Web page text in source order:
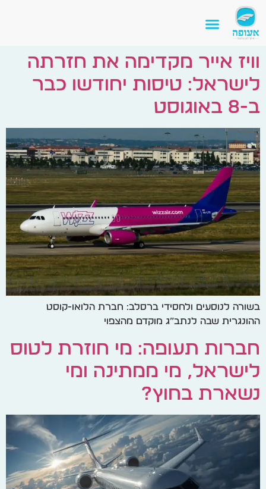
וויז אייר מקדימה את חזרתה
לישראל: טיסות יחודשו כבר
ב-8 באוגוסט
בשורה לנוסעים ולחסידי ברסלב: חברת הלואו-קוסט
ההונגרית שבה לנתב”ג מוקדם מהצפוי
חברות תעופה: מי חוזרת לטוס
לישראל, מי ממתינה ומי
נשארת בחוץ?